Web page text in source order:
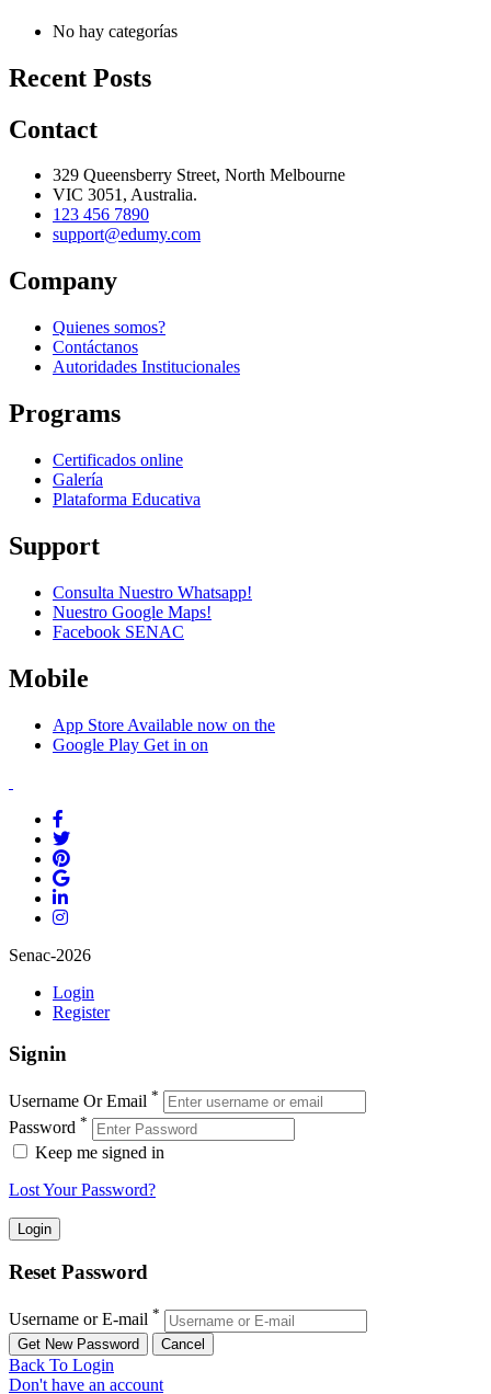
No hay categorías
Recent Posts
Contact
329 Queensberry Street, North Melbourne
VIC 3051, Australia.
123 456 7890
support@edumy.com
Company
Quienes somos?
Contáctanos
Autoridades Institucionales
Programs
Certificados online
Galería
Plataforma Educativa
Support
Consulta Nuestro Whatsapp!
Nuestro Google Maps!
Facebook SENAC
Mobile
App Store Available now on the
Google Play Get in on
Senac-2026
Login
Register
Signin
Username Or Email *
Password *
Keep me signed in
Lost Your Password?
Reset Password
Username or E-mail *
Back To Login
Don't have an account